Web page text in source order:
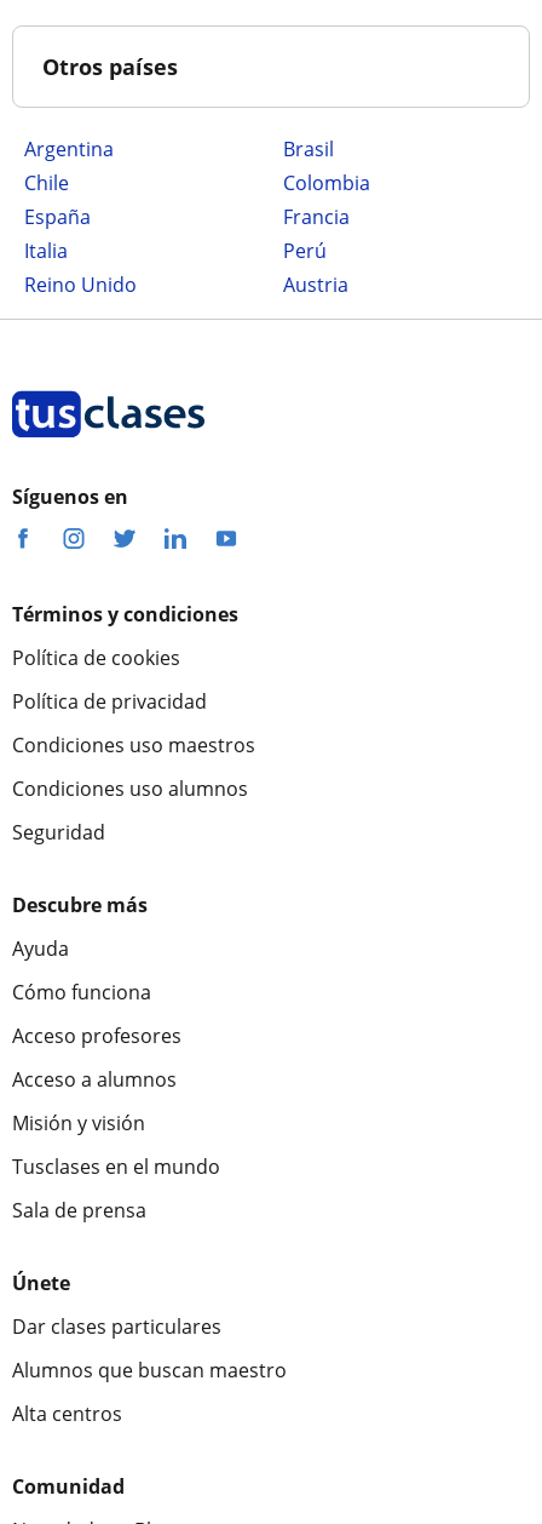
Otros países
Argentina
Brasil
Chile
Colombia
España
Francia
Italia
Perú
Reino Unido
Austria
Síguenos en
Términos y condiciones
Política de cookies
Política de privacidad
Condiciones uso maestros
Condiciones uso alumnos
Seguridad
Descubre más
Ayuda
Cómo funciona
Acceso profesores
Acceso a alumnos
Misión y visión
Tusclases en el mundo
Sala de prensa
Únete
Dar clases particulares
Alumnos que buscan maestro
Alta centros
Comunidad